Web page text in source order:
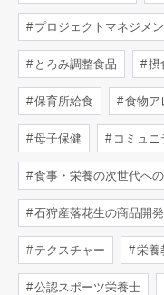
プロジェクトマネジメン
とろみ調整食品 摂
保育所給食 食物ア
母子保健 コミュニ
食事・栄養の次世代へ
石狩産落花生の商品開発
テクスチャー 栄養
公認スポーツ栄養士